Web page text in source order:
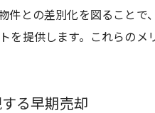
件との差別化を図ること
を提供します。これらの
る早期売却